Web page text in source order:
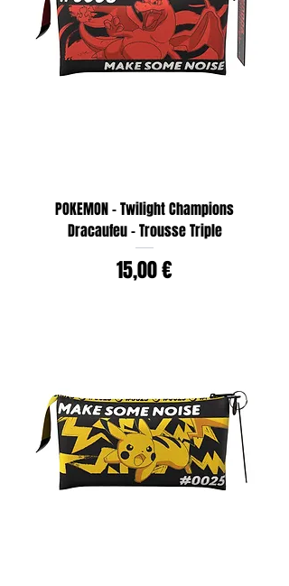
POKEMON - Twilight Champions
Dracaufeu - Trousse Triple
Prix
15,00 €